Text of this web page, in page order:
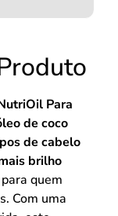
Para
de coco
de cabelo
brilho
quem
Com uma